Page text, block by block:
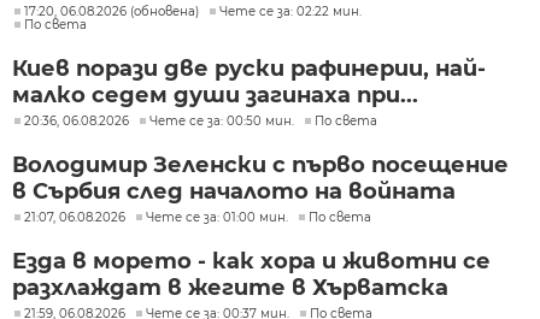
17:20, 06.08.2026 (обновена)
Чете се за: 02:22 мин.
По света
Киев порази две руски рафинерии, най-
малко седем души загинаха при...
20:36, 06.08.2026 Чете се за: 00:50 мин. По света
Володимир Зеленски с първо посещение
в Сърбия след началото на войната
21:07, 06.08.2026 Чете се за: 01:00 мин. По света
Езда в морето - как хора и животни се
разхлаждат в жегите в Хърватска
21:59, 06.08.2026 Чете се за: 00:37 мин. По света